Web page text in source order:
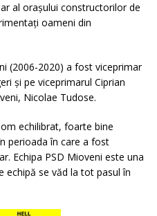
al orașului constructorilor de
oameni din
(2006-2020) a fost viceprimar
și pe viceprimarul Ciprian
Nicolae Tudose.
echilibrat, foarte bine
perioada în care a fost
Echipa PSD Mioveni este una
echipă se văd la tot pasul în